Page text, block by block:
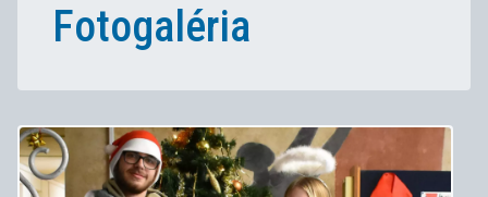
Fotogaléria